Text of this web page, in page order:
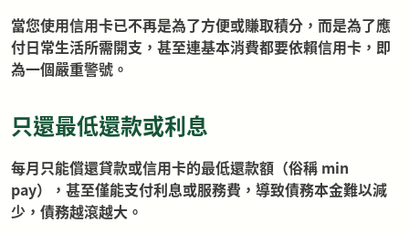
當您使用信用卡已不再是為了方便或賺取積分，而是為了應
付日常生活所需開支，甚至連基本消費都要依賴信用卡，即
為一個嚴重警號。
只還最低還款或利息
每月只能償還貸款或信用卡的最低還款額（俗稱 min
pay），甚至僅能支付利息或服務費，導致債務本金難以減
少，債務越滾越大。